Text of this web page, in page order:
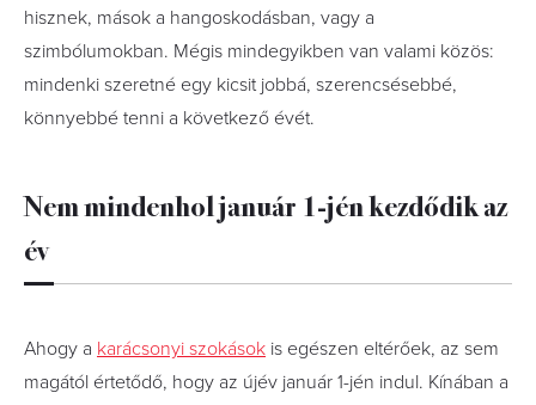
hisznek, mások a hangoskodásban, vagy a
szimbólumokban. Mégis mindegyikben van valami közös:
mindenki szeretné egy kicsit jobbá, szerencsésebbé,
könnyebbé tenni a következő évét.
Nem mindenhol január 1-jén kezdődik az
év
Ahogy a karácsonyi szokások is egészen eltérőek, az sem
magától értetődő, hogy az újév január 1-jén indul. Kínában a